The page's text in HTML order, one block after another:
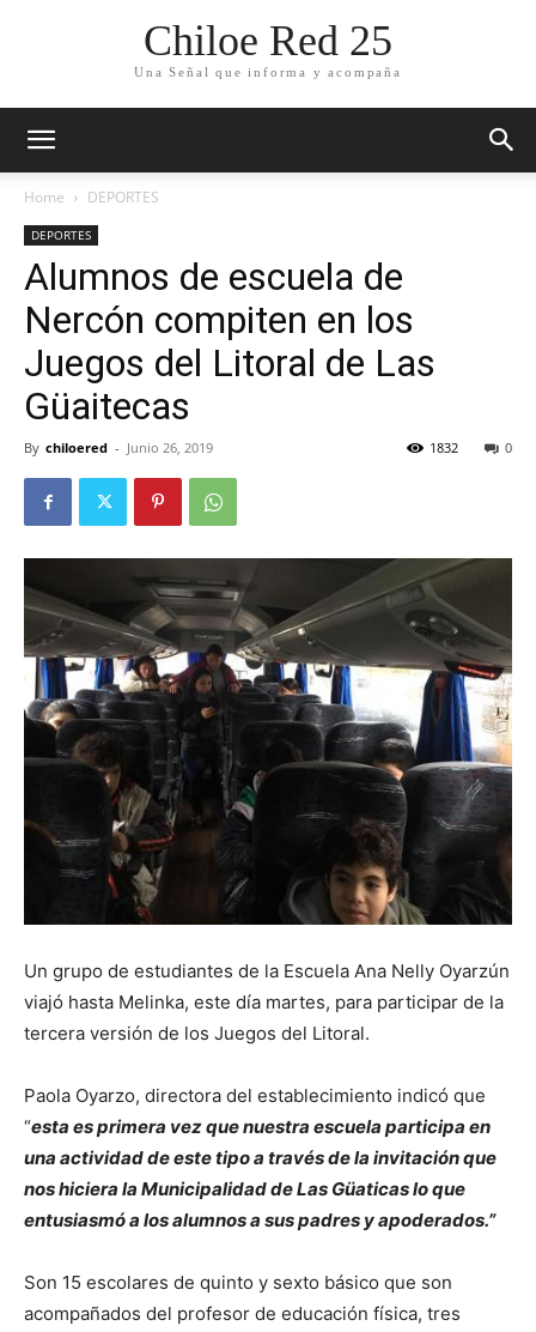
Chiloe Red 25
Una Señal que informa y acompaña
Home DEPORTES
DEPORTES
Alumnos de escuela de
Nercón compiten en los
Juegos del Litoral de Las
Güaitecas
By chiloered - Junio 26, 2019 0
1832
Un grupo de estudiantes de la Escuela Ana Nelly Oyarzún
viajó hasta Melinka, este día martes, para participar de la
tercera versión de los Juegos del Litoral.
Paola Oyarzo, directora del establecimiento indicó que
“esta es primera vez que nuestra escuela participa en
una actividad de este tipo a través de la invitación que
nos hiciera la Municipalidad de Las Güaticas lo que
entusiasmó a los alumnos a sus padres y apoderados.”
Son 15 escolares de quinto y sexto básico que son
acompañados del profesor de educación física, tres